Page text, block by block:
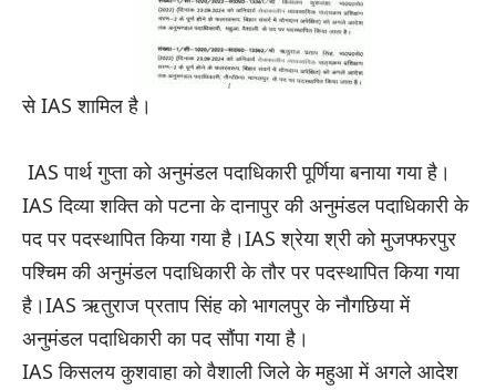
से IAS शामिल है।
IAS पार्थ गुप्ता को अनुमंडल पदाधिकारी पूर्णिया बनाया गया है।
IAS दिव्या शक्ति को पटना के दानापुर की अनुमंडल पदाधिकारी के
पद पर पदस्थापित किया गया है।IAS श्रेया श्री को मुजफ्फरपुर
पश्चिम की अनुमंडल पदाधिकारी के तौर पर पदस्थापित किया गया
है।IAS ऋतुराज प्रताप सिंह को भागलपुर के नौगछिया में
अनुमंडल पदाधिकारी का पद सौंपा गया है।
IAS किसलय कुशवाहा को वैशाली जिले के महुआ में अगले आदेश